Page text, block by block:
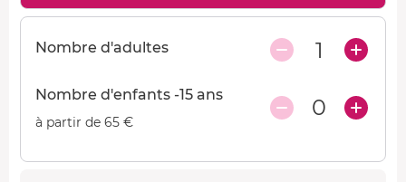
Nombre d'adultes 1
Nombre d'enfants -15 ans
à partir de 65 €
0